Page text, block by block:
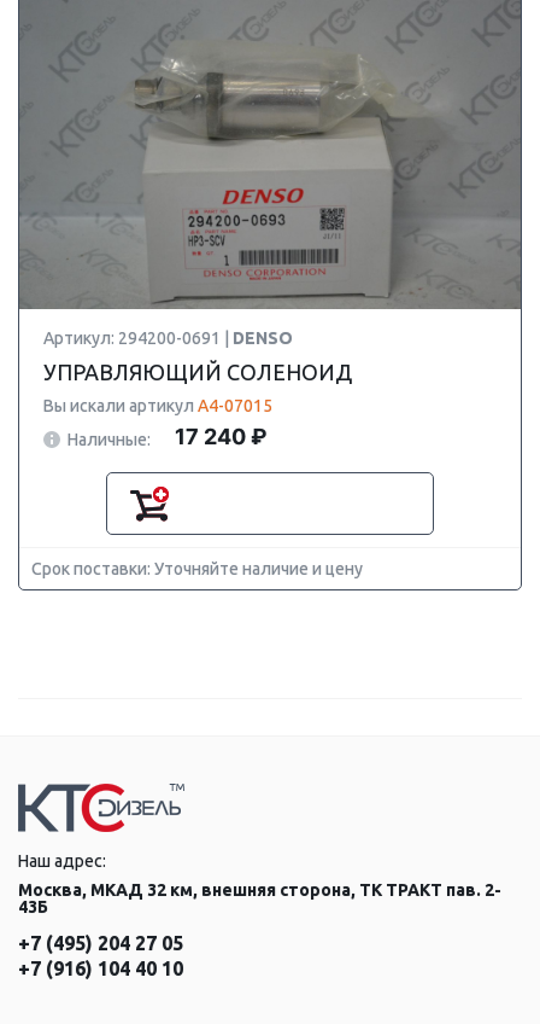
Артикул: 294200-0691 | DENSO
УПРАВЛЯЮЩИЙ СОЛЕНОИД
Вы искали артикул A4-07015
Наличные:
17 240 ₽
Срок поставки: Уточняйте наличие и цену
Наш адрес:
Москва, МКАД 32 км, внешняя сторона, ТК ТРАКТ пав. 2-
43Б
+7 (495) 204 27 05
+7 (916) 104 40 10